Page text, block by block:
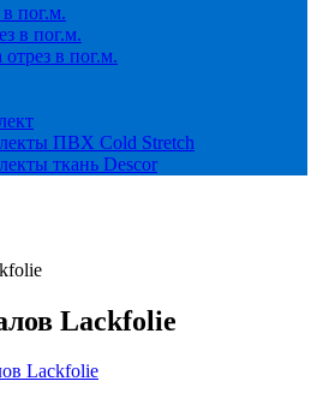
пог.м.
в пог.м.
в пог.м.
ПВХ Cold Stretch
ткань Descor
Lackfolie